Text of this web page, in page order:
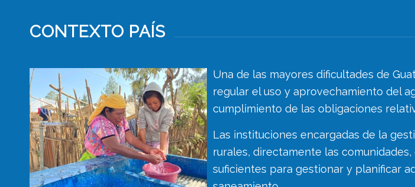
CONTEXTO PAÍS
Una de las mayores dificultades de
regular el uso y aprovechamiento del
cumplimiento de las obligaciones
Las instituciones encargadas de la
rurales, directamente las
suficientes para gestionar y planificar